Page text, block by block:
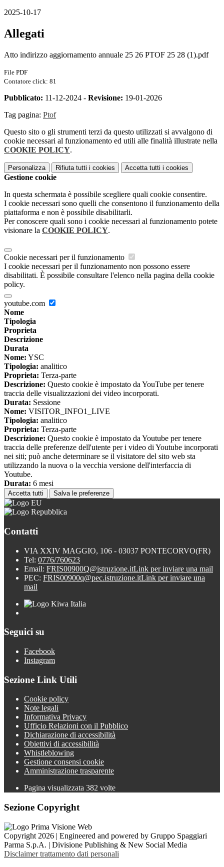
2025-10-17
Allegati
Atto indirizzo aggiornamento annuale 25 26 PTOF 25 28 (1).pdf
File PDF
Contatore click: 81
Pubblicato: 11-12-2024 - Revisione: 19-01-2026
Tag pagina: Ptof
Questo sito o gli strumenti terzi da questo utilizzati si avvalgono di
cookie necessari al funzionamento ed utili alle finalità illustrate nella
COOKIE POLICY.
Personalizza Rifiuta tutti i cookies Accetta tutti i cookies
Gestione cookie
In questa schermata è possibile scegliere quali cookie consentire.
I cookie necessari sono quelli che consentono il funzionamento della
piattaforma e non è possibile disabilitarli.
Per conoscere quali sono i cookie necessari al funzionamento potete
visionare la COOKIE POLICY.
Cookie necessari per il funzionamento
I cookie necessari per il funzionamento non possono essere
disabilitati. È possibile consultare l'elenco nella pagina della cookie
policy.
youtube.com
Nome
Tipologia
Proprieta
Descrizione
Durata
Nome: YSC
Tipologia: analitico
Proprieta: Terza-parte
Descrizione: Questo cookie è impostato da YouTube per tenere
traccia delle visualizzazioni dei video incorporati.
Durata: Sessione
Nome: VISITOR_INFO1_LIVE
Tipologia: analitico
Proprieta: Terza-parte
Descrizione: Questo cookie è impostato da Youtube per tenere
traccia delle preferenze dell'utente per i video di Youtube incorporati
nei siti; può anche determinare se il visitatore del sito web sta
utilizzando la nuova o la vecchia versione dell'interfaccia di
Youtube.
Durata: 6 mesi
Accetta tutti Salva le preferenze
Contatti
VIA XXIV MAGGIO, 106 - 03037 PONTECORVO(FR)
Tel: 0776/760623
Email: FRIS00900Q@istruzione.itLink per inviare una mail
PEC: FRIS00900q@pec.istruzione.itLink per inviare una
mail
Seguici su
Facebook
Instagram
Sezione Link Utili
Cookie policy
Note legali
Informativa Privacy
Ufficio Relazioni con il Pubblico
Dichiarazione di accessibilità
Obiettivi di accessibilità
Whistleblowing
Gestione consensi cookie
Amministrazione trasparente
Pagina visualizzata 382 volte
Sezione Copyright
Copyright 2026 | Engineered and powered by Gruppo Spaggiari
Parma S.p.A. | Divisione Publishing & New Social Media
Disclaimer trattamento dati personali